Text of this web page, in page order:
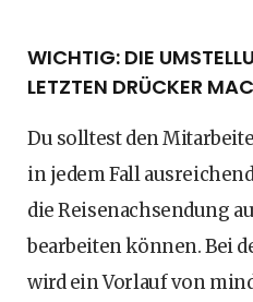
WICHTIG: DIE
LETZTEN DRÜCKER
Du solltest den
in jedem Fall
die Reisenachsendung
bearbeiten können. Bei
wird ein Vorlauf von